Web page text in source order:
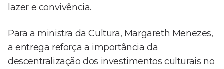
lazer e convivência.
Para a ministra da Cultura, Margareth Menezes,
a entrega reforça a importância da
descentralização dos investimentos culturais no